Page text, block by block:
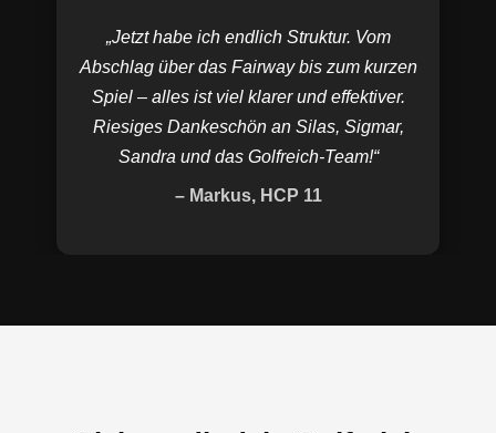
„Jetzt habe ich endlich Struktur. Vom
Abschlag über das Fairway bis zum kurzen
Spiel – alles ist viel klarer und effektiver.
Riesiges Dankeschön an Silas, Sigmar,
Sandra und das Golfreich-Team!“
– Markus, HCP 11